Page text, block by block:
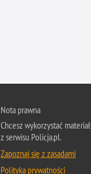
Przestępczość
Przewinienia w
Pseudokibice
Rozboje
Nota prawna
Chcesz wykorzystać materiał
z serwisu Policja.pl.
Zapoznaj się z zasadami
Polityka prywatności